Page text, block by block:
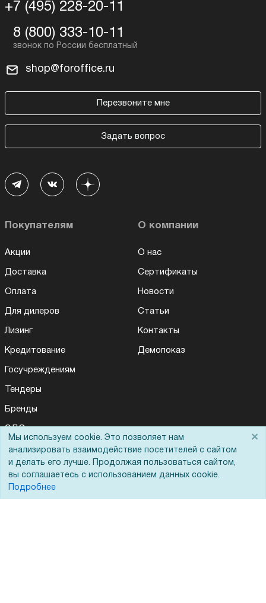
+7 (495) 228-20-11
8 (800) 333-10-11
shop@foroffice.ru
Перезвоните мне
Задать вопрос
Покупателям
Акции
Доставка
Оплата
Для дилеров
Лизинг
Кредитование
Госучреждениям
Тендеры
Бренды
ЭДО
О компании
О нас
Сертификаты
Новости
Статьи
Контакты
Демопоказ
Помощь
Вопрос-ответ
Мы используем cookie. Это позволяет нам
анализировать взаимодействие посетителей с сайтом
и делать его лучше. Продолжая пользоваться сайтом,
вы соглашаетесь с использованием данных cookie.
Подробнее
×